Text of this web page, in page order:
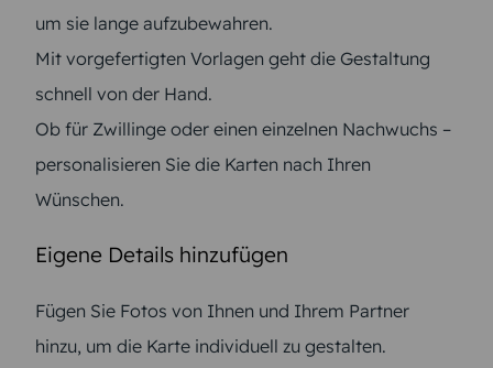
um sie lange aufzubewahren.
Mit vorgefertigten Vorlagen geht die Gestaltung
schnell von der Hand.
Ob für Zwillinge oder einen einzelnen Nachwuchs –
personalisieren Sie die Karten nach Ihren
Wünschen.
Eigene Details hinzufügen
Fügen Sie Fotos von Ihnen und Ihrem Partner
hinzu, um die Karte individuell zu gestalten.